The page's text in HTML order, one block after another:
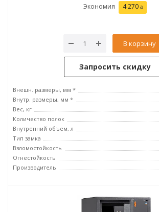
Экономия 4 270
В корзину
Запросить скидку
Внешн. размеры, мм *
Внутр. размеры, мм *
Вес, кг
Количество полок
Внутренний объем, л
Тип замка
Взломостойкость
Огнестойкость
Производитель